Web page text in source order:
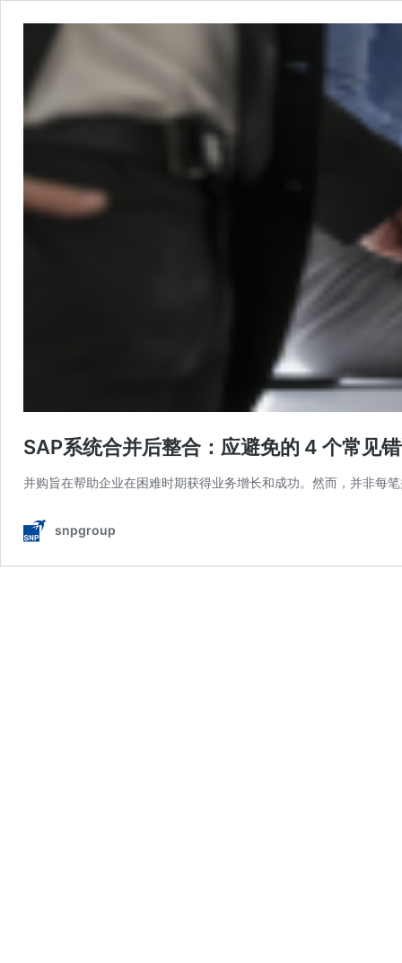
SAP系统合并后整合：应避免的 4 个常见
并购旨在帮助企业在困难时期获得业务增长和成功。然而，并非
snpgroup